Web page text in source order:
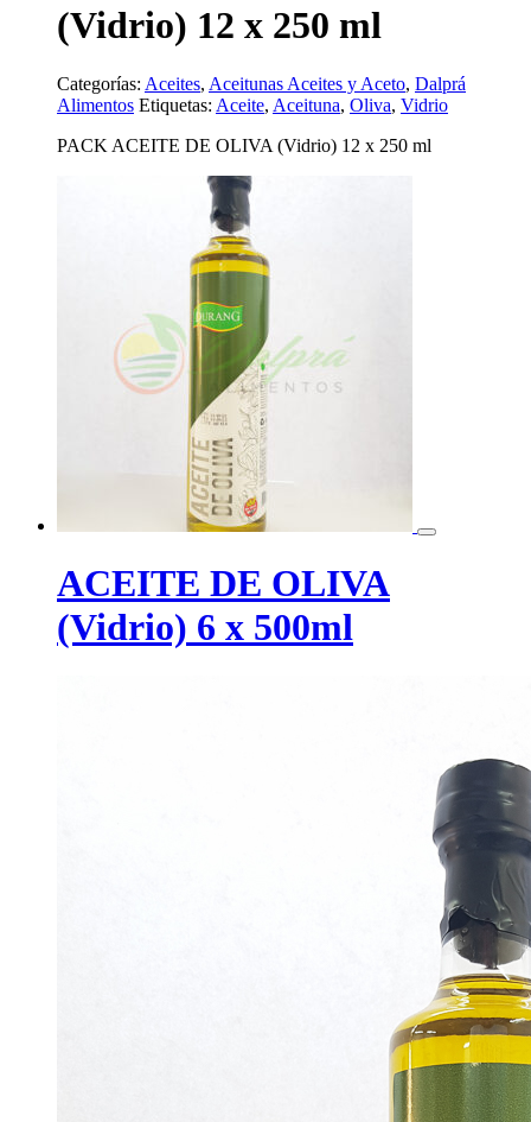
(Vidrio) 12 x 250 ml
Categorías: Aceites, Aceitunas Aceites y Aceto, Dalprá
Alimentos Etiquetas: Aceite, Aceituna, Oliva, Vidrio
PACK ACEITE DE OLIVA (Vidrio) 12 x 250 ml
ACEITE DE OLIVA
(Vidrio) 6 x 500ml